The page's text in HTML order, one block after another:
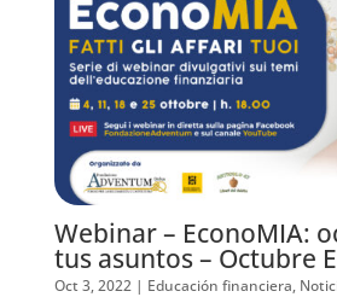
Webinar – EconoMIA:
tus asuntos – Octubre
Oct 3, 2022| Educación financiera,